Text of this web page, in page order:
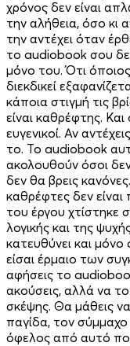
χρόνος δεν είναι
την αλήθεια, όσο κι
την αντέχει όταν
το audiobook σου
μόνο του. Ότι όποιος
διεκδικεί
κάποια στιγμή τις
είναι καθρέφτης.
ευγενικοί. Αν
το. Το audiobook
ακολουθούν όσοι
δεν θα βρεις
καθρέφτες δεν
του έργου
λογικής και της
κατευθύνει και
είσαι έρμαιο των
αφήσεις το
ακούσεις, αλλά να
σκέψης. Θα μάθεις
παγίδα, τον
όφελος από αυτό